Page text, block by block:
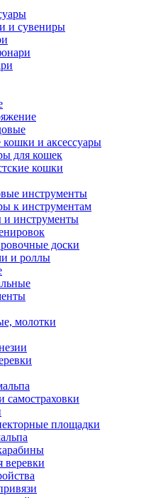
и сувениры
и аксессуары
для кошек
кошки
инструменты
к инструментам
и инструменты
доски
и роллы
молотки
самостраховки
площадки
веревки